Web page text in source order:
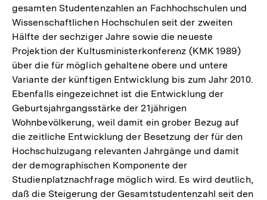
gesamten Studentenzahlen an Fachhochschulen und
Wissenschaftlichen Hochschulen seit der zweiten
Hälfte der sechziger Jahre sowie die neueste
Projektion der Kultusministerkonferenz (KMK 1989)
über die für möglich gehaltene obere und untere
Variante der künftigen Entwicklung bis zum Jahr 2010.
Ebenfalls eingezeichnet ist die Entwicklung der
Geburtsjahrgangsstärke der 21jährigen
Wohnbevölkerung, weil damit ein grober Bezug auf
die zeitliche Entwicklung der Besetzung der für den
Hochschulzugang relevanten Jahrgänge und damit
der demographischen Komponente der
Studienplatznachfrage möglich wird. Es wird deutlich,
daß die Steigerung der Gesamtstudentenzahl seit den